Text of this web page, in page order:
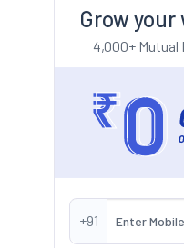
Grow
4,000+
+91